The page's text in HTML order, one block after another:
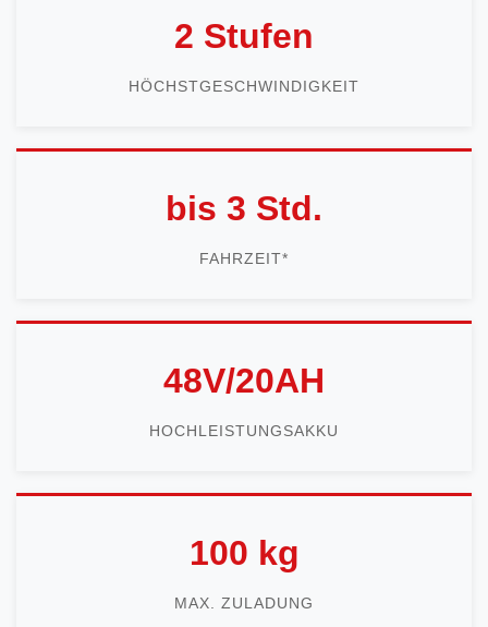
2 Stufen
HÖCHSTGESCHWINDIGKEIT
bis 3 Std.
FAHRZEIT*
48V/20AH
HOCHLEISTUNGSAKKU
100 kg
MAX. ZULADUNG